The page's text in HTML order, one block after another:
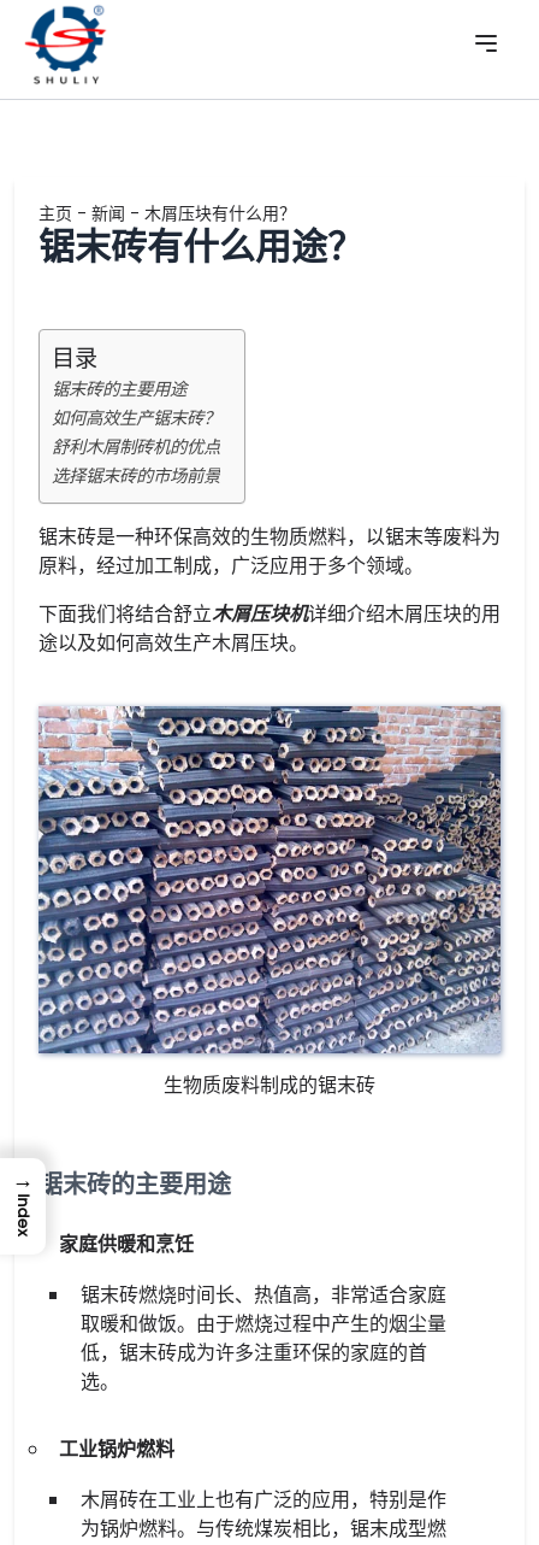
主页 - 新闻 - 木屑压块有什么用？
锯末砖有什么用途？
目录
锯末砖的主要用途
如何高效生产锯末砖？
舒利木屑制砖机的优点
选择锯末砖的市场前景
锯末砖是一种环保高效的生物质燃料，以锯末等废料为
原料，经过加工制成，广泛应用于多个领域。
下面我们将结合舒立木屑压块机详细介绍木屑压块的用
途以及如何高效生产木屑压块。
生物质废料制成的锯末砖
锯末砖的主要用途
家庭供暖和烹饪
锯末砖燃烧时间长、热值高，非常适合家庭
取暖和做饭。由于燃烧过程中产生的烟尘量
低，锯末砖成为许多注重环保的家庭的首
选。
工业锅炉燃料
木屑砖在工业上也有广泛的应用，特别是作
为锅炉燃料。与传统煤炭相比，锯末成型燃
→
Index